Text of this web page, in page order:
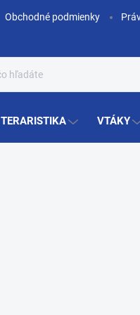
Obchodné podmienky
TERARISTIKA VTÁKY